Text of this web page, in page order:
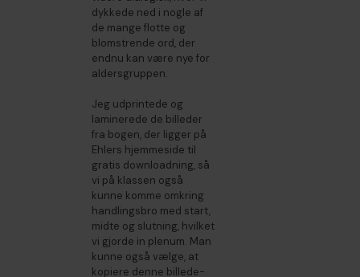
dykkede ned i nogle af
de mange flotte og
blomstrende ord, der
endnu kan være nye for
aldersgruppen.
Jeg udprintede og
laminerede de billeder
fra bogen, der ligger på
Ehlers hjemmeside til
gratis downloadning, så
vi på klassen også
kunne komme omkring
handlingsbro med start,
midte og slutning, hvilket
vi gjorde in plenum. Man
kunne også vælge, at
kopiere denne billede-